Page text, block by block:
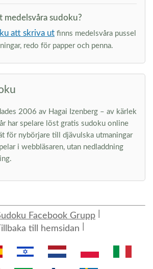
medelsvåra sudoku?
att skriva ut finns medelsvåra pussel
redo för papper och penna.
2006 av Hagai Izenberg – av kärlek
har spelare löst gratis sudoku online
för nybörjare till djävulska utmaningar
i webbläsaren, utan nedladdning
Facebook Grupp
till hemsidan